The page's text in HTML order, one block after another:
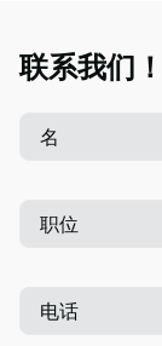
联系我们！
名
职位
电话